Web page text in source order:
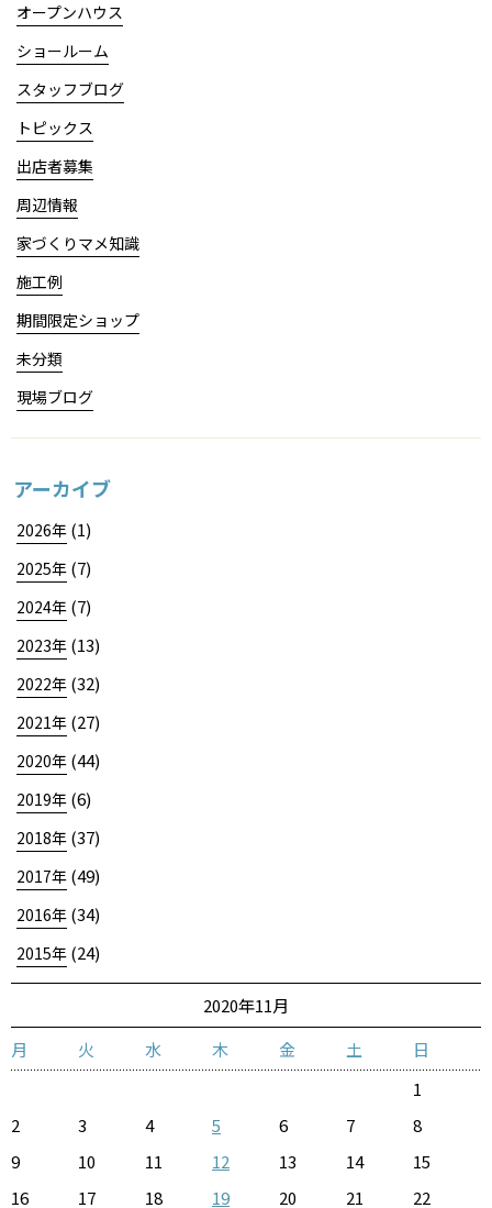
オープンハウス
ショールーム
スタッフブログ
トピックス
出店者募集
周辺情報
家づくりマメ知識
施工例
期間限定ショップ
未分類
現場ブログ
アーカイブ
2026年 (1)
2025年 (7)
2024年 (7)
2023年 (13)
2022年 (32)
2021年 (27)
2020年 (44)
2019年 (6)
2018年 (37)
2017年 (49)
2016年 (34)
2015年 (24)
2020年11月
月
火 水 木 金 土
日
1
2
3 4 5 6 7
8
9
10 11 12 13 14
15
16
17 18 19 20 21 22